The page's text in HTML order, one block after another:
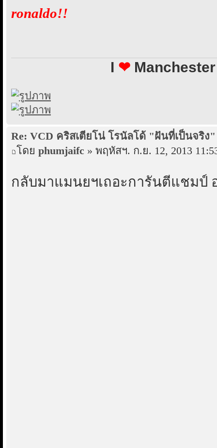
ronaldo!!
I ❤
Re: VCD คริสเตียโน่ โรนัลโด้ "ฝันที่เป็นจริง"
โดย phumjaifc » พฤหัสฯ. ก.ย. 12, 2013
กลับมาแมนยฯเถอะการันตีแชมป์